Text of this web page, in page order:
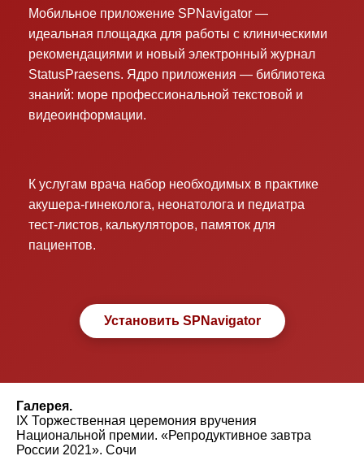
Мобильное приложение SPNavigator —
идеальная площадка для работы с клиническими
рекомендациями и новый электронный журнал
StatusPraesens. Ядро приложения — библиотека
знаний: море профессиональной текстовой и
видеоинформации.
К услугам врача набор необходимых в практике
акушера-гинеколога, неонатолога и педиатра
тест-листов, калькуляторов, памяток для
пациентов.
Установить SPNavigator
Галерея.
IX Торжественная церемония вручения
Национальной премии. «Репродуктивное завтра
России 2021». Сочи